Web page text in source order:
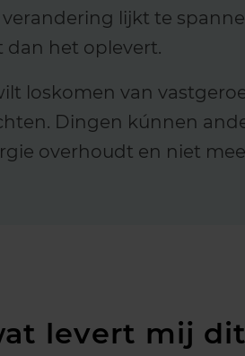
lijkt te
dan het oplevert.
loskomen van
Dingen kúnnen
overhoudt en niet
levert mij